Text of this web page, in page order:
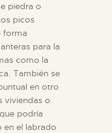
piedra o
picos
forma
para la
como la
También se
en otro
viviendas o
podría
en el labrado